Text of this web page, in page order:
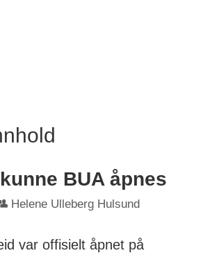
BUA åpnes
Helene Ulleberg Hulsund
var offisielt åpnet på